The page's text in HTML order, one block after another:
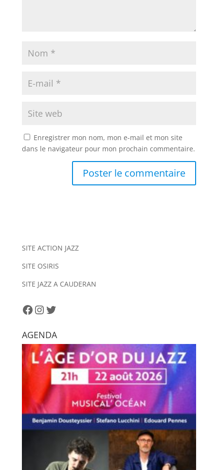
Enregistrer mon nom, mon e-mail et mon site
dans le navigateur pour mon prochain commentaire.
n
t
i
:
SITE ACTION JAZZ
SITE OSIRIS
SITE JAZZ A CAUDERAN
Facebook
Instagram
Twitter
AGENDA